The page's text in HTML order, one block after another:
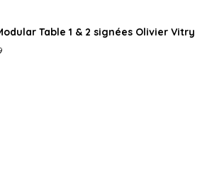
Table 1 & 2 signées Olivier Vitry